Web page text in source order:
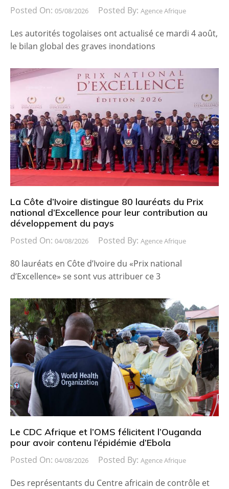
Posted On: 05/08/2026 Posted By: Agence Afrique
Les autorités togolaises ont actualisé ce mardi 4 août,
le bilan global des graves inondations
La Côte d’Ivoire distingue 80 lauréats du Prix
national d’Excellence pour leur contribution au
développement du pays
Posted On: 04/08/2026 Posted By: Agence Afrique
80 lauréats en Côte d’Ivoire du «Prix national
d’Excellence» se sont vus attribuer ce 3
Le CDC Afrique et l’OMS félicitent l’Ouganda
pour avoir contenu l’épidémie d’Ebola
Posted On: 04/08/2026 Posted By: Agence Afrique
Des représentants du Centre africain de contrôle et